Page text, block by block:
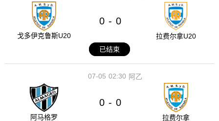
戈多伊克鲁斯U20
0 - 0
拉费尔拿U20
已结束
02:30
07-05 阿乙
阿马格罗
0 - 0
拉费尔拿